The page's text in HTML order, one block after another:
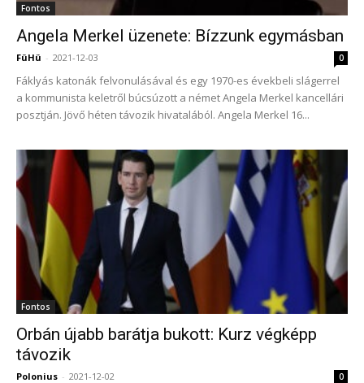
Fontos
Angela Merkel üzenete: Bízzunk egymásban
FüHü - 2021-12-03 0
Fáklyás katonák felvonulásával és egy 1970-es évekbeli slágerrel
a kommunista keletről búcsúzott a német Angela Merkel kancellári
posztján. Jövő héten távozik hivatalából. Angela Merkel 16...
Fontos
Orbán újabb barátja bukott: Kurz végképp
távozik
Polonius - 2021-12-02 0